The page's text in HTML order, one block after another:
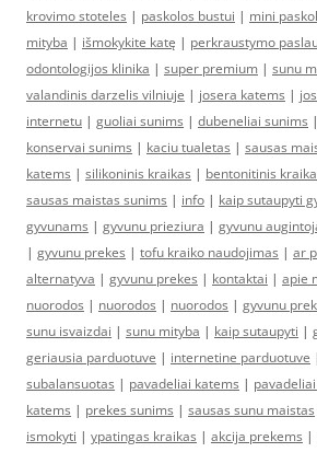
krovimo stoteles | paskolos bustui | mini
mityba | išmokykite katę | perkraustymo
odontologijos klinika | super premium | sunu
valandinis darzelis vilniuje | josera katems |
internetu | guoliai sunims | dubeneliai sunims |
konservai sunims | kaciu tualetas | sausas
katems | silikoninis kraikas | bentonitinis
sausas maistas sunims | info | kaip sutaupyti
gyvunams | gyvunu prieziura | gyvunu
| gyvunu prekes | tofu kraiko naudojimas | ar
alternatyva | gyvunu prekes | kontaktai | apie
nuorodos | nuorodos | nuorodos | gyvunu
sunu isvaizdai | sunu mityba | kaip sutaupyti |
geriausia parduotuve | internetine parduotuve
subalansuotas | pavadeliai katems |
katems | prekes sunims | sausas sunu maistas
ismokyti | ypatingas kraikas | akcija prekems |